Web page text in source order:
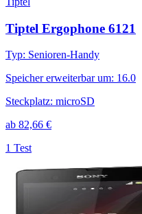
Tiptel Ergophone 6121
Typ: Senioren-Handy
Speicher erweiterbar um: 16.0
Steckplatz: microSD
ab 82,66 €
1 Test